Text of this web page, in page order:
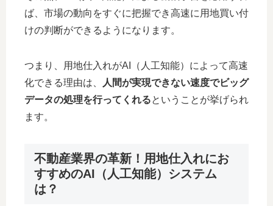
ば、市場の動向をすぐに把握でき高速に用地買い付
けの判断ができるようになります。
つまり、用地仕入れがAI（人工知能）によって高速
化できる理由は、
人間が実現できない速度でビッグ
データの処理を行ってくれるということが挙げられ
ます。
不動産業界の革新！用地仕入れにお
すすめのAI（人工知能）システム
は？